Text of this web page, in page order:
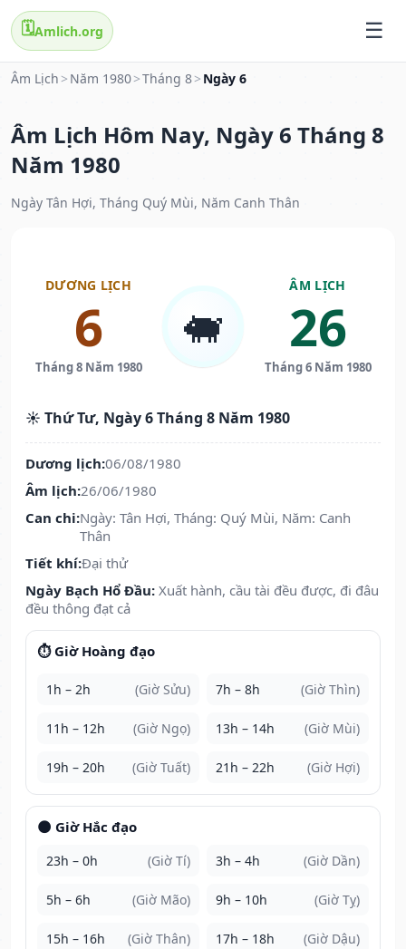
🗓️Amlich.org
Âm Lịch > Năm 1980>Tháng 8> Ngày 6
Âm Lịch Hôm Nay, Ngày 6 Tháng 8
Năm 1980
Ngày Tân Hợi, Tháng Quý Mùi, Năm Canh Thân
DƯƠNG LỊCH
6
Tháng 8 Năm 1980
🐖
ÂM LỊCH
26
Tháng 6 Năm 1980
☀️ Thứ Tư, Ngày 6 Tháng 8 Năm 1980
Dương lịch:06/08/1980
Âm lịch:26/06/1980
Can chi:Ngày: Tân Hợi, Tháng: Quý Mùi, Năm: Canh
Thân
Tiết khí:Đại thử
Ngày Bạch Hổ Đầu: Xuất hành, cầu tài đều được, đi đâu
đều thông đạt cả
⏱️ Giờ Hoàng đạo
1h – 2h (Giờ Sửu) 7h – 8h (Giờ Thìn)
11h – 12h (Giờ Ngọ) 13h – 14h (Giờ Mùi)
19h – 20h (Giờ Tuất) 21h – 22h (Giờ Hợi)
🌑 Giờ Hắc đạo
23h – 0h (Giờ Tí) 3h – 4h (Giờ Dần)
5h – 6h (Giờ Mão) 9h – 10h (Giờ Tỵ)
15h – 16h (Giờ Thân) 17h – 18h (Giờ Dậu)